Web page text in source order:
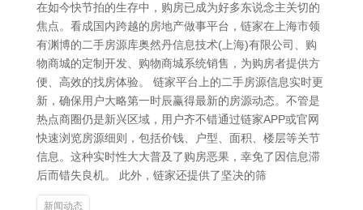
在如今快节拍的生存中，购房已成为好多东说念主关切的
焦点。看成国内跨越的房地产做事平台，链家在上海市领
有渊博的二手房源库奥然丹信息技术(上海)有限公司、购
物商城的定制开发、购物商城系统销售，为购房者提供方
便、高效的找房体验。 链家平台上的二手房源信息实时更
新，确保用户大略第一时辰赢得最新的房源动态。不管是
热点商圈仍是新兴区域，用户齐不错通过链家APP或官网
快速浏览房源细则，包括价钱、户型、面积、楼层等关节
信息。这种实时性大大普及了购房恶果，幸免了因信息滞
后而错失良机。 此外，链家还提供了坚决的筛
新闻动态